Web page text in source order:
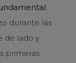
:
durante las
de lado y
primeras